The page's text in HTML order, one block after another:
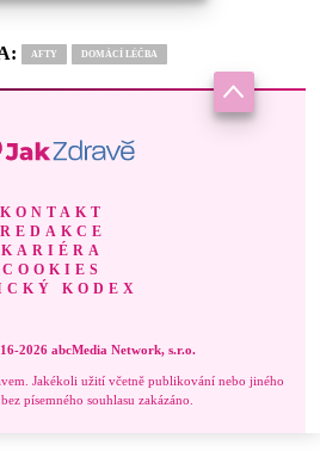
AFTY DOMÁCÍ LÉČBA
KONTAKT
REDAKCE
KARIÉRA
COOKIES
KODEX
2026 abcMedia Network, s.r.o.
Jakékoli užití včetně publikování nebo jiného
písemného souhlasu zakázáno.